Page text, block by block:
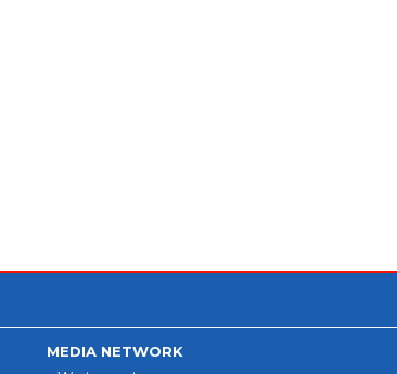
MEDIA NETWORK